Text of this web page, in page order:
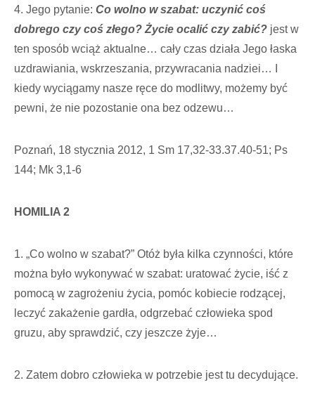
4. Jego pytanie: Co wolno w szabat: uczynić coś
dobrego czy coś złego? Życie ocalić czy zabić? jest w
ten sposób wciąż aktualne… cały czas działa Jego łaska
uzdrawiania, wskrzeszania, przywracania nadziei… I
kiedy wyciągamy nasze ręce do modlitwy, możemy być
pewni, że nie pozostanie ona bez odzewu…
Poznań, 18 stycznia 2012, 1 Sm 17,32-33.37.40-51; Ps
144; Mk 3,1-6
HOMILIA 2
1. „Co wolno w szabat?” Otóż była kilka czynności, które
można było wykonywać w szabat: uratować życie, iść z
pomocą w zagrożeniu życia, pomóc kobiecie rodzącej,
leczyć zakażenie gardła, odgrzebać człowieka spod
gruzu, aby sprawdzić, czy jeszcze żyje…
2. Zatem dobro człowieka w potrzebie jest tu decydujące.